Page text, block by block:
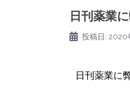
日刊薬業
投稿日: 2020
日刊薬業に